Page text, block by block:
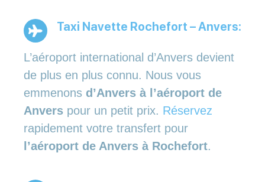
Taxi Navette Rochefort – Anvers:
L’aéroport international d’Anvers devient
de plus en plus connu. Nous vous
emmenons d’Anvers à l’aéroport de
Anvers pour un petit prix. Réservez
rapidement votre transfert pour
l’aéroport de Anvers à Rochefort.